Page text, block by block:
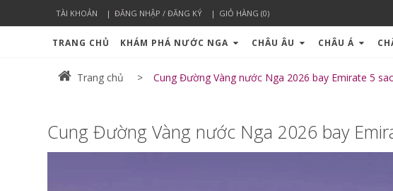
TÀI KHOẢN ĐĂNG NHẬP / ĐĂNG KÝ GIỎ HÀNG (0)
TRANG CHỦ KHÁM PHÁ NƯỚC NGA CHÂU ÂU CHÂU Á
Trang chủ Cung Đường Vàng nước Nga 2026 bay Emirate 5
Cung Đường Vàng nước Nga 2026 bay